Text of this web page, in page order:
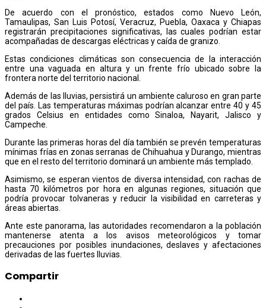
De acuerdo con el pronóstico, estados como Nuevo León,
Tamaulipas, San Luis Potosí, Veracruz, Puebla, Oaxaca y Chiapas
registrarán precipitaciones significativas, las cuales podrían estar
acompañadas de descargas eléctricas y caída de granizo.
Estas condiciones climáticas son consecuencia de la interacción
entre una vaguada en altura y un frente frío ubicado sobre la
frontera norte del territorio nacional.
Además de las lluvias, persistirá un ambiente caluroso en gran parte
del país. Las temperaturas máximas podrían alcanzar entre 40 y 45
grados Celsius en entidades como Sinaloa, Nayarit, Jalisco y
Campeche.
Durante las primeras horas del día también se prevén temperaturas
mínimas frías en zonas serranas de Chihuahua y Durango, mientras
que en el resto del territorio dominará un ambiente más templado.
Asimismo, se esperan vientos de diversa intensidad, con rachas de
hasta 70 kilómetros por hora en algunas regiones, situación que
podría provocar tolvaneras y reducir la visibilidad en carreteras y
áreas abiertas.
Ante este panorama, las autoridades recomendaron a la población
mantenerse atenta a los avisos meteorológicos y tomar
precauciones por posibles inundaciones, deslaves y afectaciones
derivadas de las fuertes lluvias.
Compartir